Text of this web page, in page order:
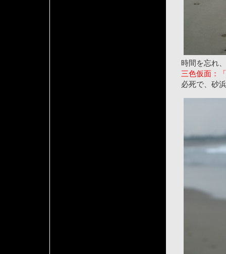
時間を忘れ
三色仮面：
必死で、砂